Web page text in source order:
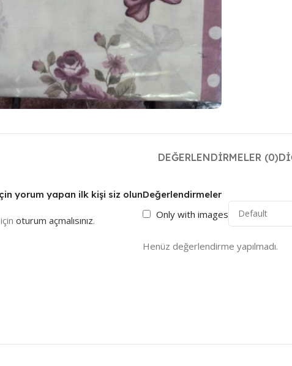
DEĞERLENDIRMELER (0)
Değerlendirmeler
Only with images
Henüz değerlendirme yapılmadı.
yorum yapan ilk kişi siz olun
oturum açmalısınız.